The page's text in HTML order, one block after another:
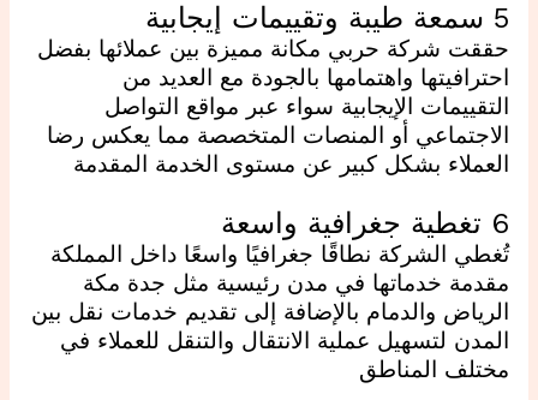
5 سمعة طيبة وتقييمات إيجابية
حققت شركة حربي مكانة مميزة بين عملائها بفضل
احترافيتها واهتمامها بالجودة مع العديد من
التقييمات الإيجابية سواء عبر مواقع التواصل
الاجتماعي أو المنصات المتخصصة مما يعكس رضا
العملاء بشكل كبير عن مستوى الخدمة المقدمة
6 تغطية جغرافية واسعة
تُغطي الشركة نطاقًا جغرافيًا واسعًا داخل المملكة
مقدمة خدماتها في مدن رئيسية مثل جدة مكة
الرياض والدمام بالإضافة إلى تقديم خدمات نقل بين
المدن لتسهيل عملية الانتقال والتنقل للعملاء في
مختلف المناطق